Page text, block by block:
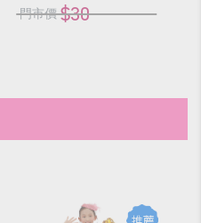
門市價 $30